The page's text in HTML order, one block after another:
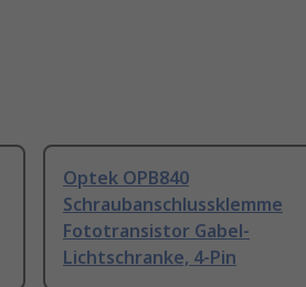
Optek OPB840
Schraubanschlussklemme
Fototransistor Gabel-
Lichtschranke, 4-Pin